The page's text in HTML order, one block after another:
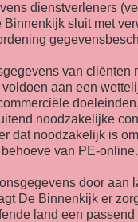
dienstverleners
sluit met
van cliënten
aan een
noodzakelijke
dat noodzakelijk is
van PE-online.
door aan
De Binnenkijk er
land een